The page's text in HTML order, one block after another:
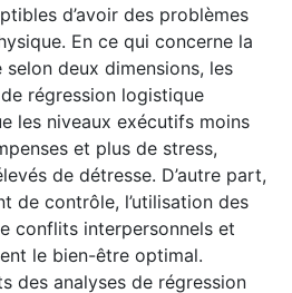
d’avoir des problèmes
En ce qui concerne la
selon deux dimensions, les
régression logistique
les niveaux exécutifs moins
et plus de stress,
de détresse. D’autre part,
de contrôle, l’utilisation des
conflits interpersonnels et
le bien-être optimal.
des analyses de régression